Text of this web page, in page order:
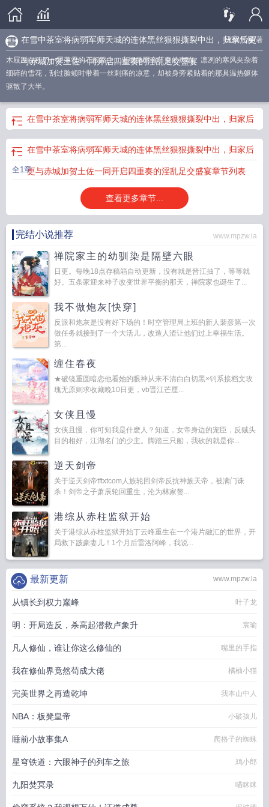
火锅气候/著
在雪中茶室将病弱军师天城的连体黑丝狠狠撕裂中出，归家后更
与赤城加贺土佐一同开启四重奏的淫乱足交盛宴
木屐踩在积了一层薄雪的石板路上，出细微而有节奏的声响。凛冽的寒风夹杂着
细碎的雪花，刮过脸颊时带着一丝刺痛的凉意，却被身旁紧贴着的那具温热躯体
驱散了大半。
在雪中茶室将病弱军师天城的连体黑丝狠狠撕裂中出，归家后
更与赤城加贺土佐一同开启四重奏的淫乱足交盛宴最新章节
在雪中茶室将病弱军师天城的连体黑丝狠狠撕裂中出，归家后
更与赤城加贺土佐一同开启四重奏的淫乱足交盛宴章节列表
全1章
查看更多章节...
完结小说推荐 www.mpzw.la
禅院家主的幼驯染是隔壁六眼
日更。每晚18点存稿箱自动更新，没有就是晋江抽了，等等就
好。五条家迎来神子改变世界平衡的那天，禅院家也诞生了...
我不做炮灰[快穿]
反派和炮灰是没有好下场的！时空管理局上班的新人裴彦第一次
做任务就接到了一个大活儿，改造人渣让他们过上幸福生活。
第...
缠住春夜
★破镜重圆暗恋他看她的眼神从来不清白白切黑×钓系接档文玫
瑰无原则求收藏晚10日更，vb晋江芒厘...
女侠且慢
女侠且慢，你可知我是什麽人？知道，女帝身边的宠臣，反贼头
目的相好，江湖名门的少主。脚踏三只船，我砍的就是你...
逆天剑帝
关于逆天剑帝tftxtcom人族轮回剑帝反抗神族天帝，被满门诛
杀！剑帝之子萧辰轮回重生，沦为林家赘...
港综从赤柱监狱开始
关于港综从赤柱监狱开始丁云峰重生在一个港片融汇的世界，开
局救下跛豪妻儿！1个月后雷洛阿峰，我说...
www.mpzw.la
最新更新
从镇长到权力巅峰 叶子龙
明：开局造反，杀高起潜救卢象升 宸瑜
凡人修仙，谁让你这么修仙的 嘴里的手指
我在修仙界竟然苟成大佬 橘柚小猫
完美世界之再造乾坤 我本山中人
NBA：板凳皇帝 小破孩儿
睡前小故事集A 爬格子的蜘蛛
星穹铁道：六眼神子的列车之旅 鸡小郎
九阳焚冥录 喵眯眯